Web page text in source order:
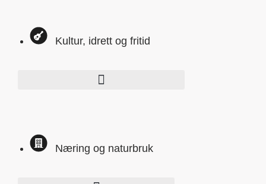
Kultur, idrett og fritid
Næring og naturbruk